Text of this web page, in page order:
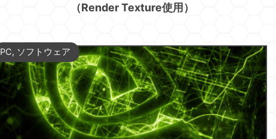
（Render Texture使用）
PC, ソフトウェア